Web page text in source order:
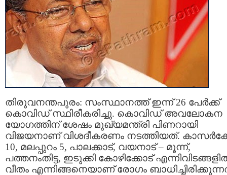
തിരുവനന്തപുരം: സംസ്ഥാനത്ത് ഇന്ന് 26 പേർക്ക്
കൊവിഡ് സ്ഥിരീകരിച്ചു. കൊവിഡ് അവലോകന
യോഗത്തിന് ശേഷം മുഖ്യമന്ത്രി പിണറായി
വിജയനാണ് വിശദീകരണം നടത്തിയത്.
10, മലപ്പുറം 5, പാലക്കാട്, വയനാട് – മൂന്ന്,
പത്തനംതിട്ട, ഇടുക്കി കോഴിക്കോട്
വീതം എന്നിങ്ങനെയാണ് രോഗം